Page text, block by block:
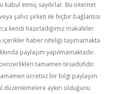
etmiş sayılırlar. Bu internet
şahıs şirketi ile hiçbir bağlantısı
kendi hazırladığımız makaleler
içerikler haber niteliği taşımamakta
paylaşım yapılmamaktadır.
tamamen tesadüfidir.
ücretsiz bir bilgi paylaşım
aykırı olduğunu